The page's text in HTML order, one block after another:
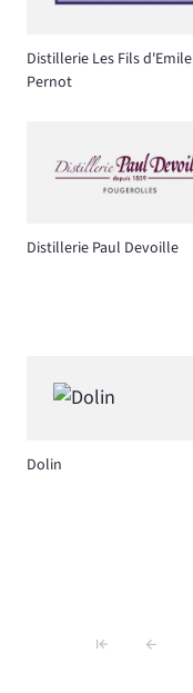
Distillerie Les Fils d'Emile
Pernot
Distillerie Paul Devoille
Dolin